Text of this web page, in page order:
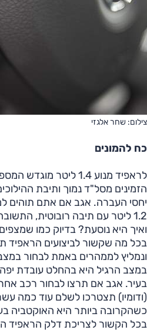
צילום: שחר אלגזי
כח להמונים
יחסי העברה. אגב אם אתם תוהים
1.2 ליטר עם תיבה רובוטית,
ואיך היא נוסעת? בדיוק כמו
בכל מה שקשור לביצועים הראפיד
ונמליץ לממהרים באמת לבחור
במצב הרגיל היא בהחלט עובדת
בעיר. אגב אם תרצו לבחור רכב אחר
(ודומיו) תצטרכו לשלם עוד כמה
כשהקרובה ביותר היא האוקטביה בעוד 20,000